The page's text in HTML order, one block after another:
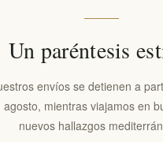
de madera
impuestos
EL1345
€51,90
Un paréntesis
envíos se detienen a
agosto, mientras viajamos en
nuevos hallazgos